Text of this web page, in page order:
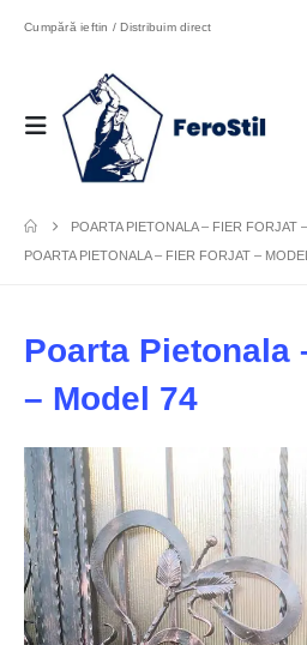
Cumpără ieftin / Distribuim direct
POARTA PIETONALA – FIER FORJAT
POARTA PIETONALA – FIER FORJAT –
Poarta Pietonala
– Model 74